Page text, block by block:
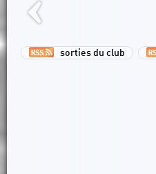
sorties du club